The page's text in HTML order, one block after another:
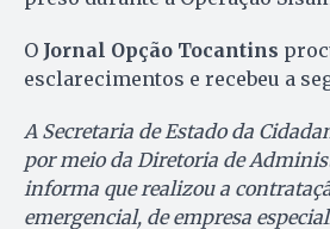
O Jornal Opção Tocantins
esclarecimentos e recebeu a
A Secretaria de Estado da
por meio da Diretoria de
informa que realizou a
emergencial, de empresa